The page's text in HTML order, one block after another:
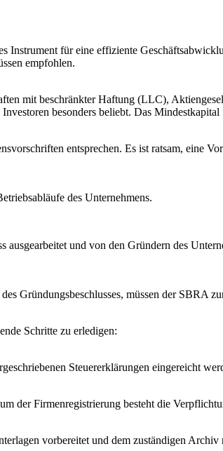
Instrument für eine effiziente
empfohlen.
mit beschränkter Haftung (LLC),
besonders beliebt. Das
entsprechen. Es ist ratsam, eine
des Unternehmens.
ausgearbeitet und von den Gründern des
Gründungsbeschlusses, müssen der
Schritte zu erledigen:
Steuererklärungen eingereicht
der Firmenregistrierung besteht die
vorbereitet und dem zuständigen